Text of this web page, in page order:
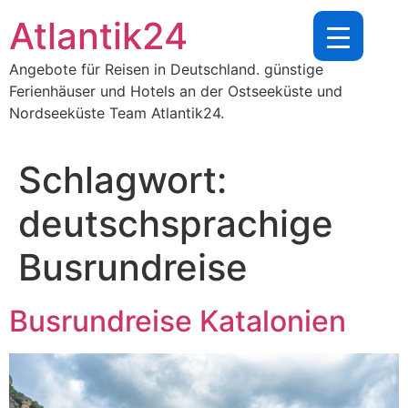
Inhalt
springen
Atlantik24
Angebote für Reisen in Deutschland. günstige
Ferienhäuser und Hotels an der Ostseeküste und
Nordseeküste Team Atlantik24.
Schlagwort:
deutschsprachige
Busrundreise
Busrundreise Katalonien